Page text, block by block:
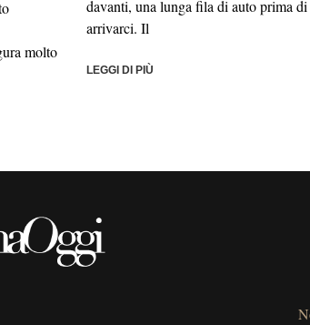
molto
davanti, una lunga fila di auto prima di
arrivarci. Il
LEGGI DI PIÙ